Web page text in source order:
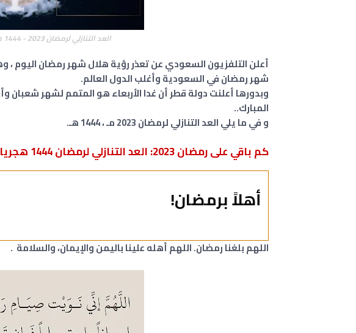
العد التنازلي لرمضان 2023 - 1444 هجريّ
أعلن التلفزيون السعودي عن تعذر رؤية هلال شهر رمضان اليوم
شهر رمضان في السعودية وأغلب الدول العالم.
وبدورها أعلنت دولة قطر أن غدا الأربعاء هو المتمم لشهر
المبارك..
و في ما يلي العد التنازلي لرمضان 2023 مـ ، 1444 هـ.
كم باقي على رمضان 2023: العد التنازلي لرمضان 1444 هجريا ⬇️⬇️ :
أهلاً برمضان!
اللهم بلغنا رمضان. اللهم أهله علينا باليمن والإيمان، والسلامة .